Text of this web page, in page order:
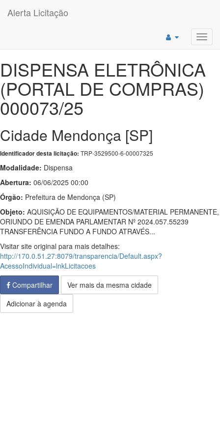
Alerta Licitação
DISPENSA ELETRÔNICA
(PORTAL DE COMPRAS)
000073/25
Cidade Mendonça [SP]
Identificador desta licitação: TRP-3529500-6-00007325
Modalidade: Dispensa
Abertura: 06/06/2025 00:00
Órgão: Prefeitura de Mendonça (SP)
Objeto: AQUISIÇÃO DE EQUIPAMENTOS/MATERIAL PERMANENTE,
ORIUNDO DE EMENDA PARLAMENTAR Nº 2024.057.55239
TRANSFERÊNCIA FUNDO A FUNDO ATRAVÉS...
Visitar site original para mais detalhes:
http://170.0.51.27:8079/transparencia/Default.aspx?
AcessoIndividual=lnkLicitacoes
Compartilhar
Ver mais da mesma cidade
Adicionar à agenda